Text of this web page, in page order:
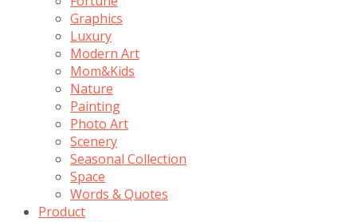
Graphics
Luxury
Modern Art
Mom&Kids
Nature
Painting
Photo Art
Scenery
Seasonal Collection
Space
Words & Quotes
Product